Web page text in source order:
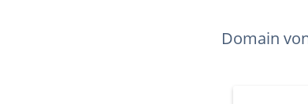
Domain